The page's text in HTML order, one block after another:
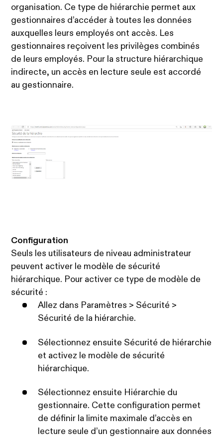
organisation. Ce type de hiérarchie permet aux
gestionnaires d’accéder à toutes les données
auxquelles leurs employés ont accès. Les
gestionnaires reçoivent les privilèges combinés
de leurs employés. Pour la structure hiérarchique
indirecte, un accès en lecture seule est accordé
au gestionnaire.
Configuration
Seuls les utilisateurs de niveau administrateur
peuvent activer le modèle de sécurité
hiérarchique. Pour activer ce type de modèle de
sécurité :
Allez dans Paramètres > Sécurité >
Sécurité de la hiérarchie.
Sélectionnez ensuite Sécurité de hiérarchie
et activez le modèle de sécurité
hiérarchique.
Sélectionnez ensuite Hiérarchie du
gestionnaire. Cette configuration permet
de définir la limite maximale d’accès en
lecture seule d’un gestionnaire aux données